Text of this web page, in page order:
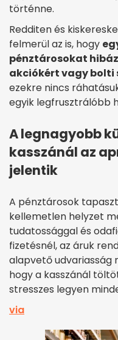
történne.
Redditen és
felmerül az is, hogy
pénztárosokat
akciókért vagy bolti
ezekre nincs
egyik legfrusztrálóbb
A legnagyobb
kasszánál az
jelentik
A pénztárosok
kellemetlen helyzet
tudatossággal és
fizetésnél, az áruk
alapvető udvariasság
hogy a kasszánál
stresszes legyen
via